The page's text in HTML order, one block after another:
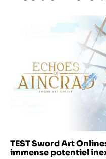
TEST Sword Art
immense potentiel